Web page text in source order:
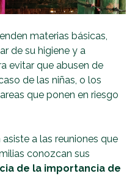
materias básicas,
de su higiene y a
evitar que abusen de
de las niñas, o los
que ponen en riesgo
a las reuniones que
conozcan sus
de la importancia de